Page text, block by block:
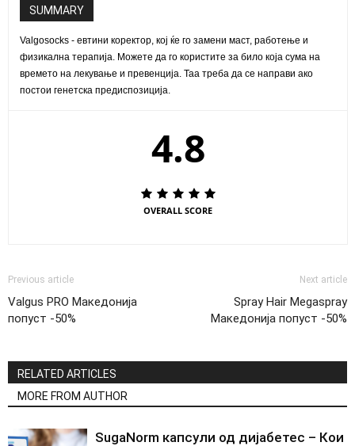
SUMMARY
Valgosocks - евтини коректор, кој ќе го замени маст, работење и
физикална терапија. Можете да го користите за било која сума на
времето на лекување и превенција. Таа треба да се направи ако
постои генетска предиспозиција.
4.8
OVERALL SCORE
Previous article
Valgus PRO Македонија
попуст -50%
Next article
Spray Hair Megaspray
Македонија попуст -50%
RELATED ARTICLES
MORE FROM AUTHOR
SugaNorm капсули од дијабетес – Кои